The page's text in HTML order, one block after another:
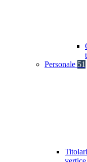
Personale 51